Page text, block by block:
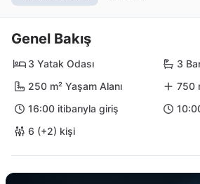
Genel Bakış
3 Yatak Odası
3
250 m² Yaşam Alanı
750
16:00 itibarıyla giriş
6 (+2) kişi